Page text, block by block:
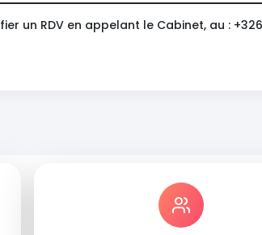
un RDV en appelant le Cabinet, au :